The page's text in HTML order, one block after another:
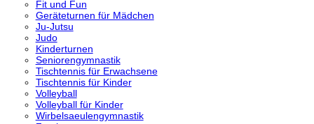
Fit und Fun
Geräteturnen für Mädchen
Ju-Jutsu
Judo
Kinderturnen
Seniorengymnastik
Tischtennis für Erwachsene
Tischtennis für Kinder
Volleyball
Volleyball für Kinder
Wirbelsaeulengymnastik